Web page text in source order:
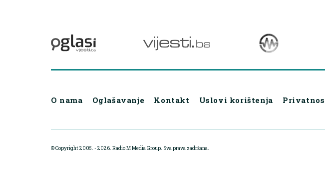
O nama Oglašavanje Kontakt Uslovi korištenja
© Copyright 2005. - 2026. Radio M Media Group. Sva prava zadržana.